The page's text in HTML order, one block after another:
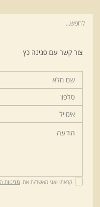
צור קשר עם פנינה כץ
קראתי ואני מאשר/ת את מדיניות